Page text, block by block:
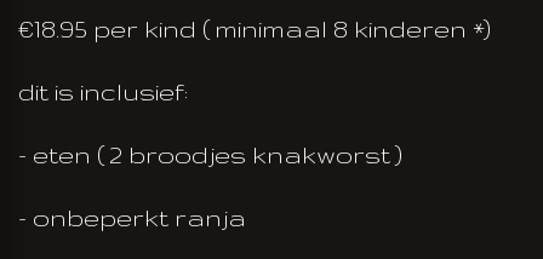
€18.95 per kind ( minimaal 8 kinderen *)
dit is inclusief:
- eten ( 2 broodjes knakworst )
- onbeperkt ranja